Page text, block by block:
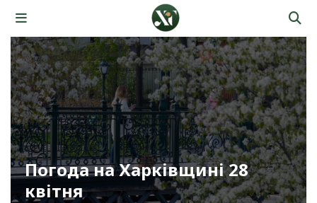
Погода на Харківщині 28
квітня